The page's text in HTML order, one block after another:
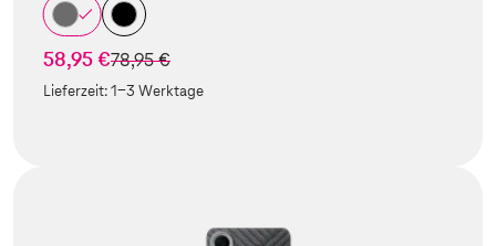
58,95 €statt
78,95 €
Lieferzeit:1-3 Werktage